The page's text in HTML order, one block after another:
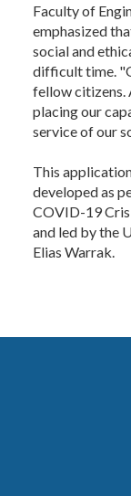
Faculty of
emphasized
social and
difficult time.
fellow citizens.
placing our
service of our
This
developed as
COVID-19
and led by the
Elias Warrak.